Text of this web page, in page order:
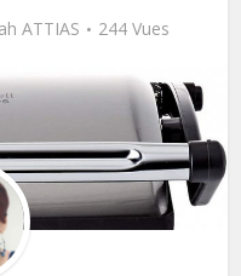
ATTIAS 244 Vues